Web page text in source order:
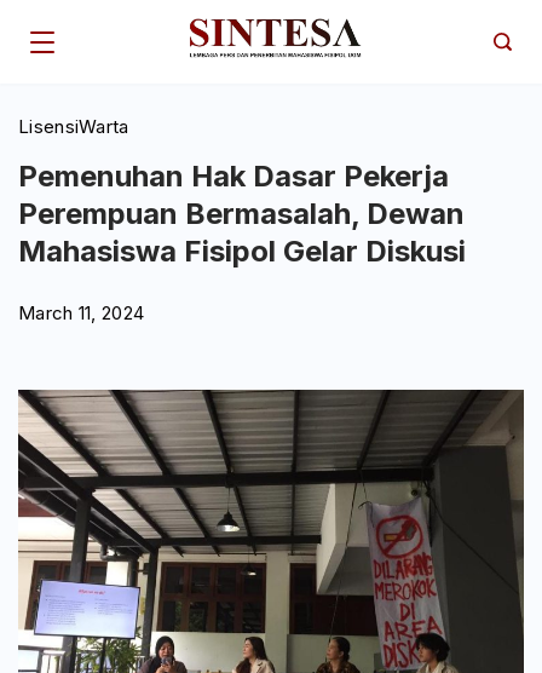
LisensiWarta
Pemenuhan Hak Dasar Pekerja
Perempuan Bermasalah, Dewan
Mahasiswa Fisipol Gelar Diskusi
March 11, 2024